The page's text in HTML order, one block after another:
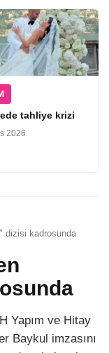
tahliye krizi
2026
dizisi kadrosunda
Yapım ve Hitay
Baykul imzasını